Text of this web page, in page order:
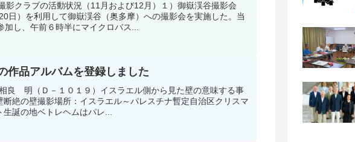
影クラブの活動状況（11月および12月）１）御嶽渓谷撮影会
日）を利用して御嶽渓谷（奥多摩）への撮影会を実施した。当
し、午前６時半にマイクロバス...
作品アルバムを登録しました
良 明（Ｄ－１０１９）イスラエル側から見た壁の意味する事
絶の壁撮影場所：イスラエル～パレスチナ暫定自治区クリスマ
誕の地ベトレヘムはパレ...